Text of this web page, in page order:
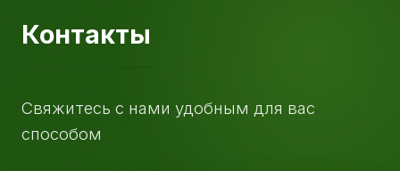
Контакты
Свяжитесь с нами удобным для вас
способом